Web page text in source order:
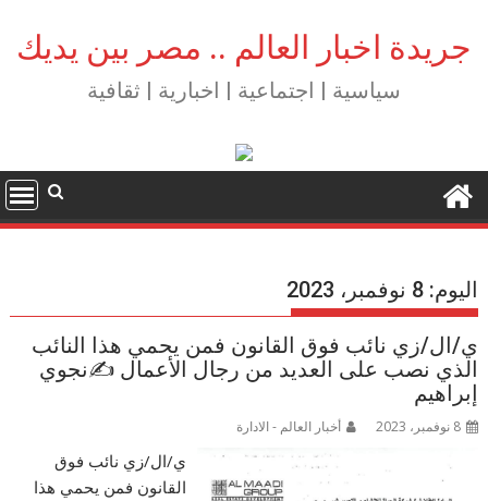
content
جريدة اخبار العالم .. مصر بين يديك
سياسية | اجتماعية | اخبارية | ثقافية
اليوم:8 نوفمبر، 2023
ي/ال/زي نائب فوق القانون فمن يحمي هذا النائب
الذي نصب على العديد من رجال الأعمال ✍️نجوي
إبراهيم
8 نوفمبر، 2023 أخبار العالم - الادارة
ي/ال/زي نائب فوق
القانون فمن يحمي هذا